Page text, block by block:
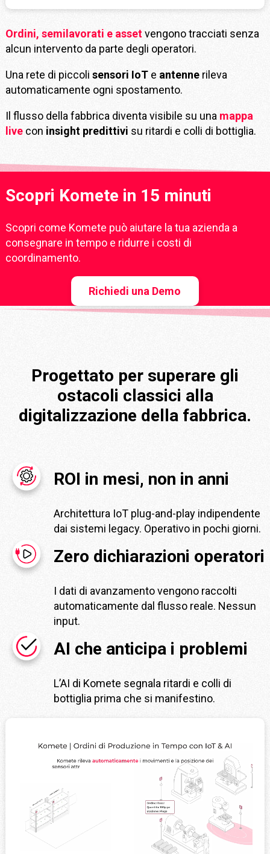
Ordini, semilavorati e assetvengono tracciati senza
alcun intervento da parte degli operatori.
Una rete di piccoli sensori IoTe antennerileva
automaticamente ogni spostamento.
Il flusso della fabbrica diventa visibile su una mappa
livecon insight predittivi su ritardi e colli di bottiglia.
Scopri Komete in 15 minuti
Scopri come Komete può aiutare la tua azienda a
consegnare in tempo e ridurre i costi di
coordinamento.
Richiedi una Demo
Progettato per superare gli
ostacoli classici alla
digitalizzazione della fabbrica.
ROI in mesi, non in anni
Architettura IoT plug-and-play indipendente
dai sistemi legacy. Operativo in pochi giorni.
Zero dichiarazioni operatori
I dati di avanzamento vengono raccolti
automaticamente dal flusso reale. Nessun
input.
AI che anticipa i problemi
L’AI di Komete segnala ritardi e colli di
bottiglia prima che si manifestino.